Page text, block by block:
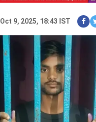
Oct 9, 2025, 18:43 IST